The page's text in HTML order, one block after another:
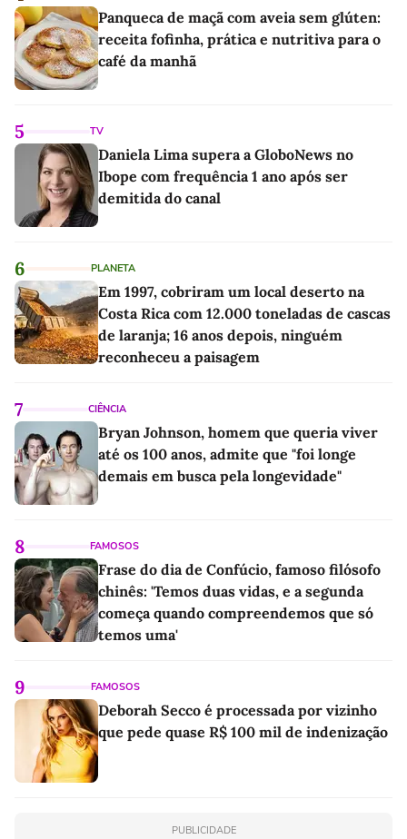
Panqueca de maçã com aveia sem glúten:
receita fofinha, prática e nutritiva para o
café da manhã
5 TV
Daniela Lima supera a GloboNews no
Ibope com frequência 1 ano após ser
demitida do canal
6 PLANETA
Em 1997, cobriram um local deserto na
Costa Rica com 12.000 toneladas de cascas
de laranja; 16 anos depois, ninguém
reconheceu a paisagem
7 CIÊNCIA
Bryan Johnson, homem que queria viver
até os 100 anos, admite que "foi longe
demais em busca pela longevidade"
8 FAMOSOS
Frase do dia de Confúcio, famoso filósofo
chinês: 'Temos duas vidas, e a segunda
começa quando compreendemos que só
temos uma'
9 FAMOSOS
Deborah Secco é processada por vizinho
que pede quase R$ 100 mil de indenização
PUBLICIDADE